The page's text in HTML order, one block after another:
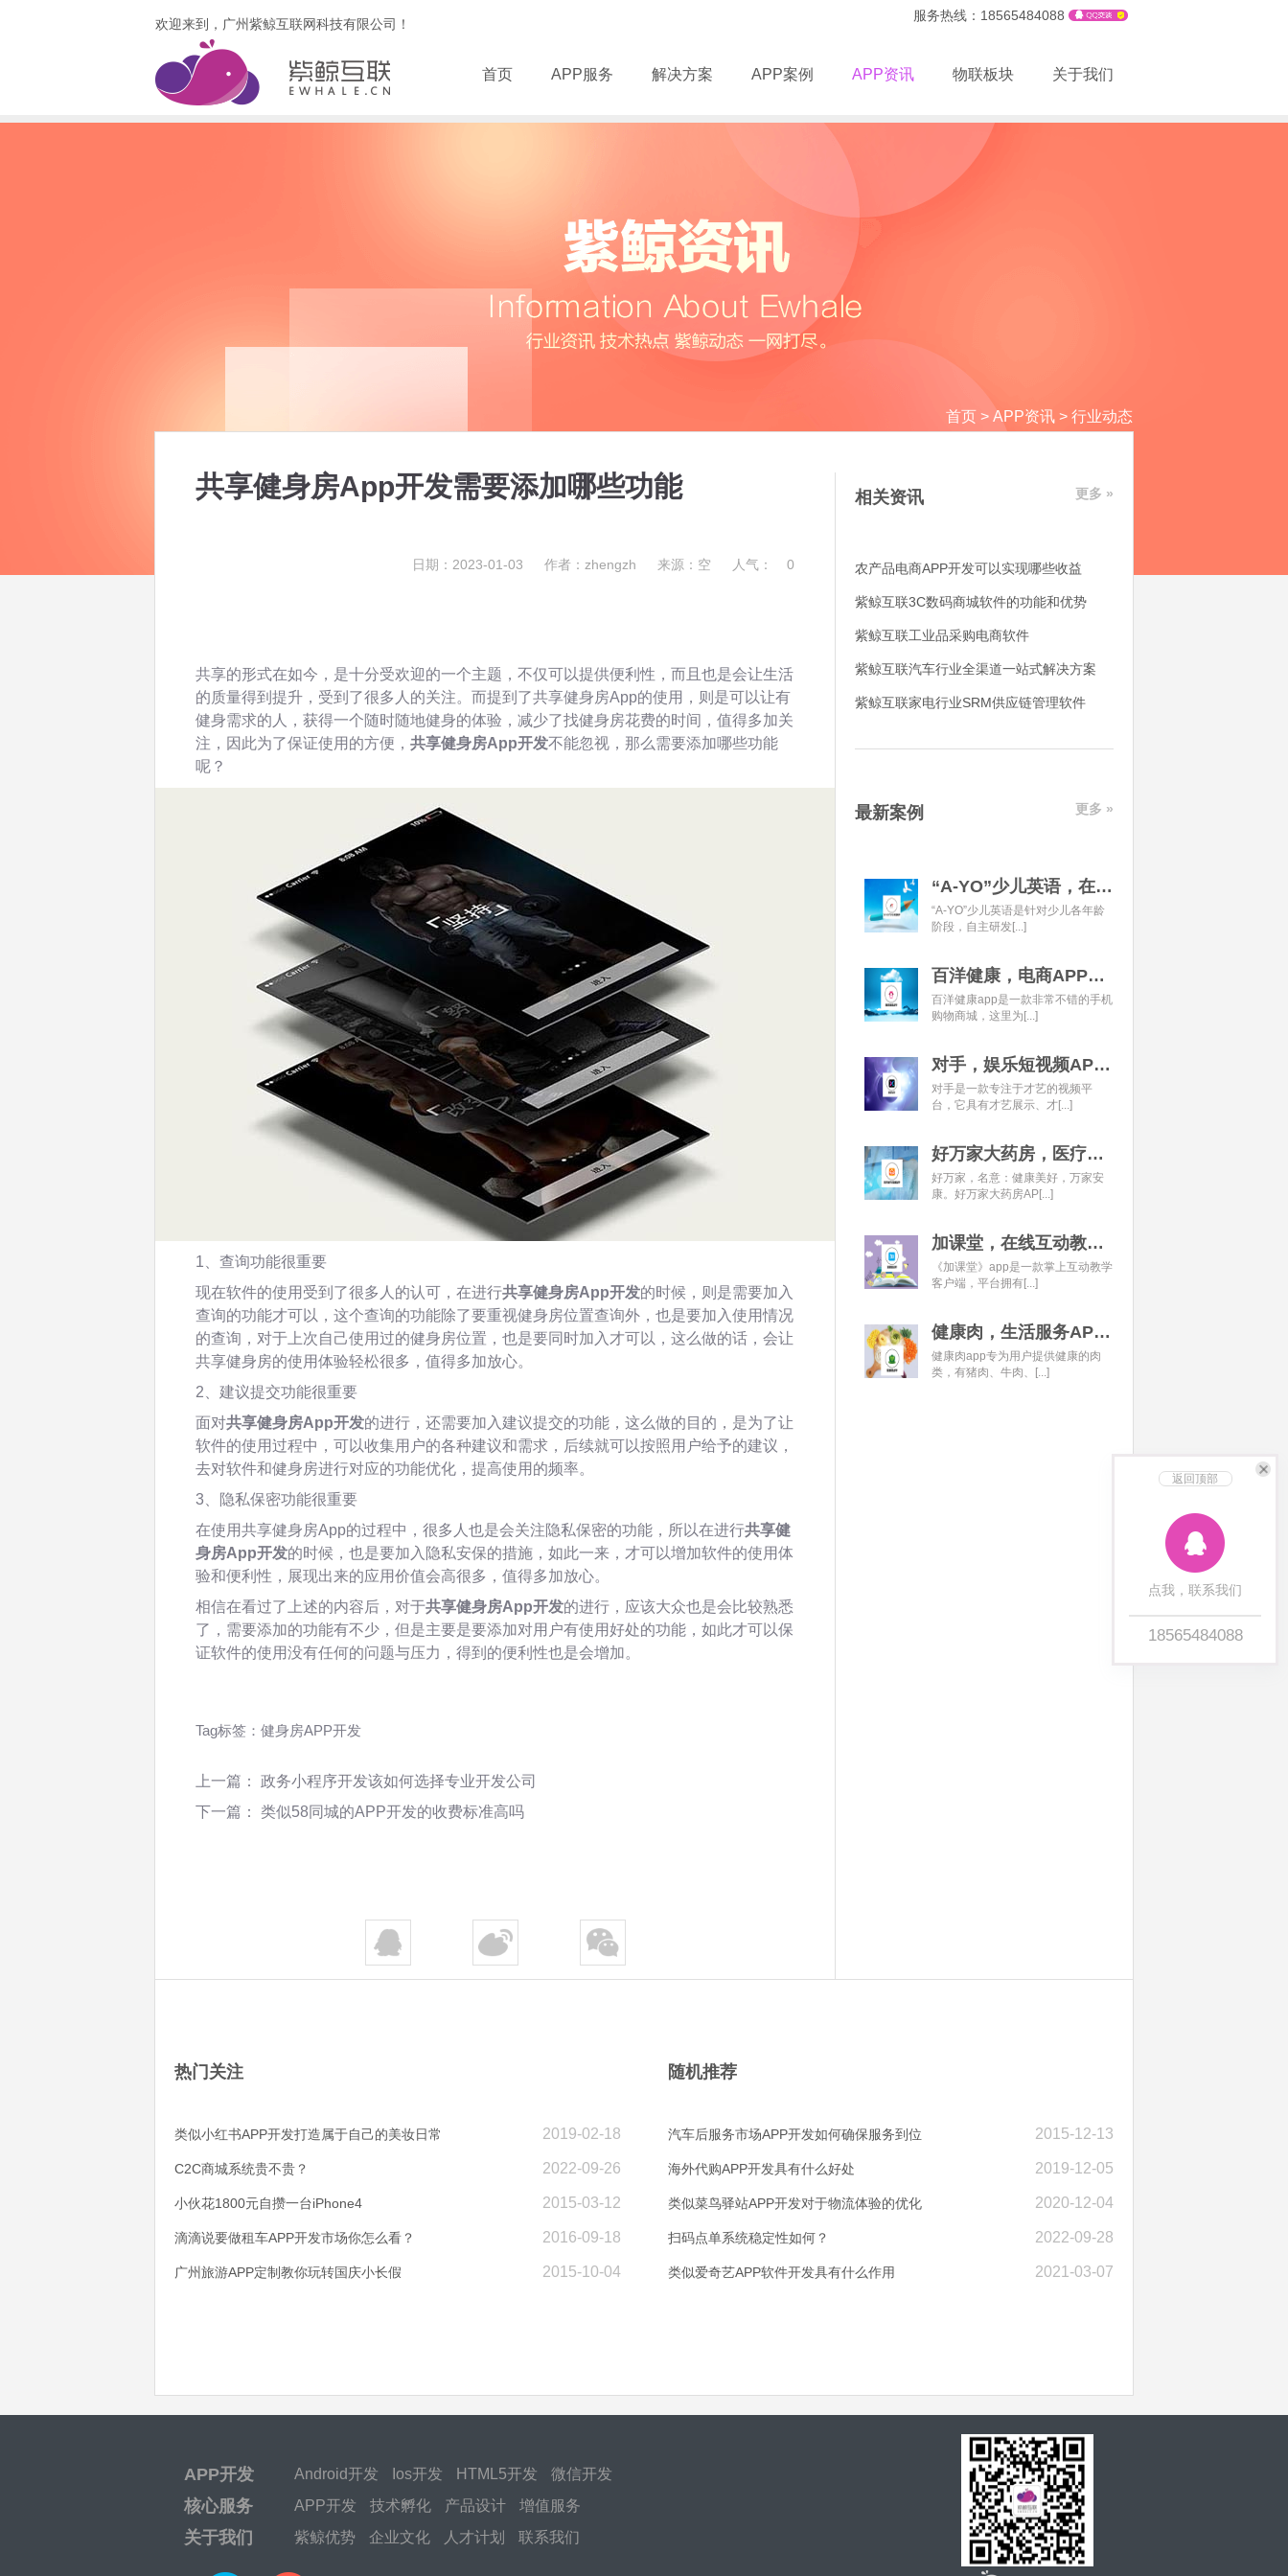
欢迎来到，广州紫鲸互联网科技有限公司！
服务热线：18565484088
首页 APP服务 解决方案 APP案例 APP资讯 物联板块 关于我们
返回顶部
点我，联系我们
18565484088
首页 > APP资讯 > 行业动态
共享健身房App开发需要添加哪些功能
日期：2023-01-03 作者：zhengzh 来源：空 人气： 0
共享的形式在如今，是十分受欢迎的一个主题，不仅可以提供便利性，而且也是会让生活
的质量得到提升，受到了很多人的关注。而提到了共享健身房App的使用，则是可以让有
健身需求的人，获得一个随时随地健身的体验，减少了找健身房花费的时间，值得多加关
注，因此为了保证使用的方便， 共享健身房App开发不能忽视，那么需要添加哪些功能
呢？
1、查询功能很重要
现在软件的使用受到了很多人的认可，在进行共享健身房App开发的时候，则是需要加入
查询的功能才可以，这个查询的功能除了要重视健身房位置查询外，也是要加入使用情况
的查询，对于上次自己使用过的健身房位置，也是要同时加入才可以，这么做的话，会让
共享健身房的使用体验轻松很多，值得多加放心。
2、建议提交功能很重要
面对共享健身房App开发的进行，还需要加入建议提交的功能，这么做的目的，是为了让
软件的使用过程中，可以收集用户的各种建议和需求，后续就可以按照用户给予的建议，
去对软件和健身房进行对应的功能优化，提高使用的频率。
3、隐私保密功能很重要
在使用共享健身房App的过程中，很多人也是会关注隐私保密的功能，所以在进行共享健
身房App开发的时候，也是要加入隐私安保的措施，如此一来，才可以增加软件的使用体
验和便利性，展现出来的应用价值会高很多，值得多加放心。
相信在看过了上述的内容后，对于共享健身房App开发的进行，应该大众也是会比较熟悉
了，需要添加的功能有不少，但是主要是要添加对用户有使用好处的功能，如此才可以保
证软件的使用没有任何的问题与压力，得到的便利性也是会增加。
Tag标签： 健身房APP开发
上一篇： 政务小程序开发该如何选择专业开发公司
下一篇： 类似58同城的APP开发的收费标准高吗
相关资讯 更多 »
农产品电商APP开发可以实现哪些收益
紫鲸互联3C数码商城软件的功能和优势
紫鲸互联工业品采购电商软件
紫鲸互联汽车行业全渠道一站式解决方案
紫鲸互联家电行业SRM供应链管理软件
最新案例 更多 »
“A-YO”少儿英语，在线语言学习平台开发经典案例
“A-YO”少儿英语是针对少儿各年龄
阶段，自主研发[...]
百洋健康，电商APP开发经典案例
百洋健康app是一款非常不错的手机
购物商城，这里为[...]
对手，娱乐短视频APP开发经典案例
对手是一款专注于才艺的视频平
台，它具有才艺展示、才[...]
好万家大药房，医疗健康APP开发经典案例
好万家，名意：健康美好，万家安
康。好万家大药房AP[...]
加课堂，在线互动教育APP经典案例
《加课堂》app是一款掌上互动教学
客户端，平台拥有[...]
健康肉，生活服务APP开发经典案例
健康肉app专为用户提供健康的肉
类，有猪肉、牛肉、[...]
热门关注
2019-02-18
类似小红书APP开发打造属于自己的美妆日常
2022-09-26
C2C商城系统贵不贵？
2015-03-12
小伙花1800元自攒一台iPhone4
2016-09-18
滴滴说要做租车APP开发市场你怎么看？
2015-10-04
广州旅游APP定制教你玩转国庆小长假
随机推荐
2015-12-13
汽车后服务市场APP开发如何确保服务到位
2019-12-05
海外代购APP开发具有什么好处
2020-12-04
类似菜鸟驿站APP开发对于物流体验的优化
2022-09-28
扫码点单系统稳定性如何？
2021-03-07
类似爱奇艺APP软件开发具有什么作用
APP开发 Android开发 Ios开发 HTML5开发 微信开发
核心服务 APP开发 技术孵化 产品设计 增值服务
关于我们 紫鲸优势 企业文化 人才计划 联系我们